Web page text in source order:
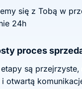
się z Tobą w
24h
proces
są
otwartą